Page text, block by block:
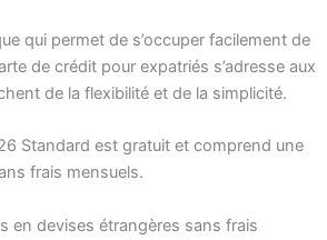
qui permet de s’occuper facilement de
de crédit pour expatriés s’adresse aux
de la flexibilité et de la simplicité.
Standard est gratuit et comprend une
frais mensuels.
en devises étrangères sans frais